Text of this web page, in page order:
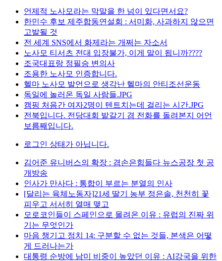
언제적 노사모라는 막말을 한 넘이 있다면서요?
한민수 후보 제주합동연설회 : 서미화, 사과하지 않으면
고발될 것
전 세계 SNS에서 화제라는 개쩌는 자소서
노사모 티서츠 전대 입장불가, 이게 말이 됩니까????
조국대표랑 정필승 변의사
조용한 노사모 인증합니다.
헬마 노사모 발언으로 생각난 헬마의 안티조선운동
독일에 놀러온 독일 사람들.JPG
캠핑 처음간 여자2명이 텐트치는데 걸리는 시간.JPG
전북입니다. 전당대회 밭갈기 겸 전화를 돌려본지 어언
보름째입니다.
로그인 상태가 아닙니다.
김어준 유니버스의 확장 : 겸손은힘들다 뉴스공장 첫 공
개방송
인사가 만사다 : 통합이 부르는 분열의 인사
[달리는 육체노동자]21세 딸기 농부 정은솔, 천천히 꽃
피우고 서서히 열매 맺고
모로코인들이 스페인으로 몰려온 이유 : 유럽의 진짜 위
기는 무엇인가
마음 챙기고 정치 14: 구분할 수 없는 것들, 본색은 어떻
게 드러나는가
대통령 순방에 남미 비중이 높았던 이유 : AI강국을 위한